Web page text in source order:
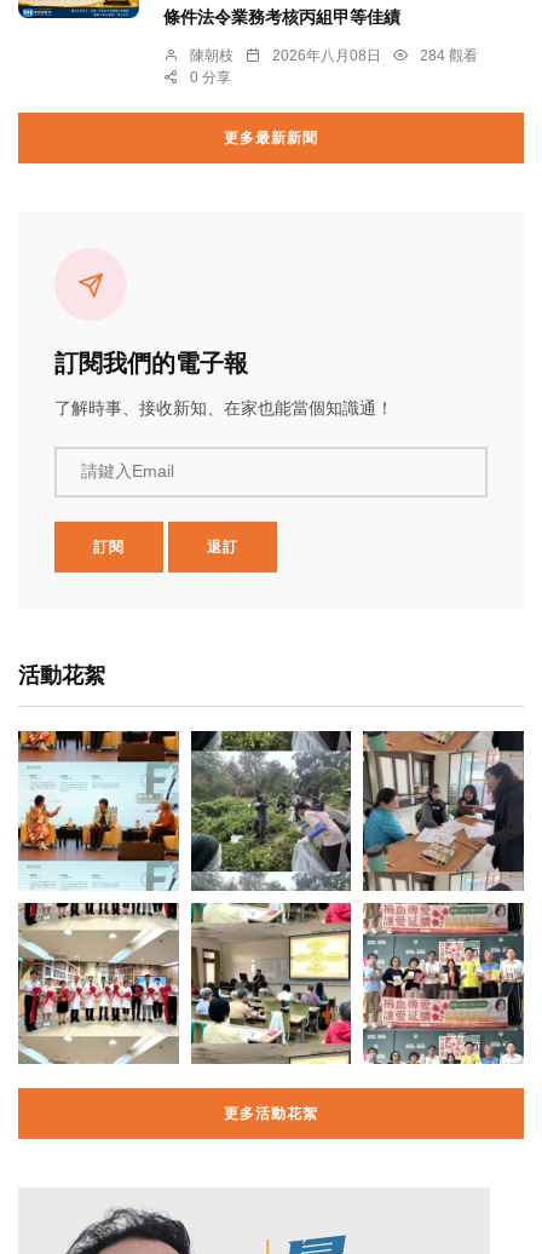
條件法令業務考核丙組甲等佳績
陳朝枝 2026年八月08日
284 觀看
0 分享
更多最新新聞
訂閱我們的電子報
了解時事、接收新知、在家也能當個知識通！
請鍵入Email
訂閱 退訂
活動花絮
更多活動花絮